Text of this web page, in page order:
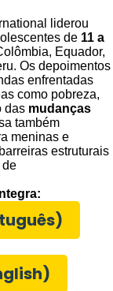
liderou
de 11 a
Equador,
Os depoimentos
enfrentadas
como pobreza,
das mudanças
também
meninas e
estruturais
de